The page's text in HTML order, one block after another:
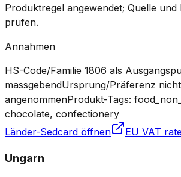
Produktregel angewendet; Quelle und
prüfen.
Annahmen
HS-Code/Familie 1806 als
massgebendUrsprung/Präferenz
angenommenProdukt-Tags:
chocolate, confectionery
Länder-Sedcard öffnen
EU VAT
Ungarn